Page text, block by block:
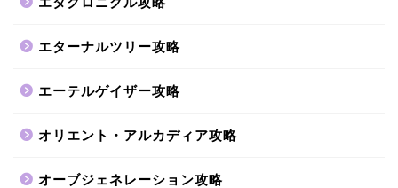
エターナルツリー攻略
エーテルゲイザー攻略
オリエント・アルカディア攻略
オーブジェネレーション攻略